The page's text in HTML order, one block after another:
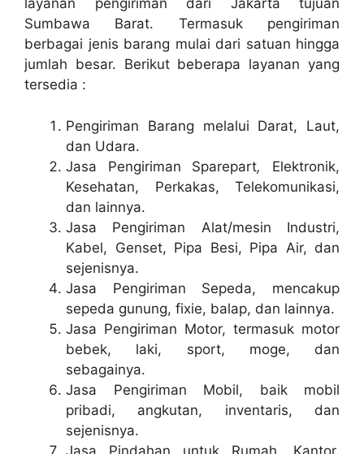
layanan pengiriman dari Jakarta tujuan
Sumbawa Barat. Termasuk pengiriman
berbagai jenis barang mulai dari satuan hingga
jumlah besar. Berikut beberapa layanan yang
tersedia :
Pengiriman Barang melalui Darat, Laut,
dan Udara.
Jasa Pengiriman Sparepart,
Elektronik,
Kesehatan, Perkakas, Telekomunikasi,
dan lainnya.
Jasa Pengiriman Alat/mesin Industri,
Kabel, Genset, Pipa Besi, Pipa Air, dan
sejenisnya.
Jasa Pengiriman Sepeda, mencakup
sepeda gunung, fixie, balap, dan lainnya.
Jasa Pengiriman Motor, termasuk motor
bebek, laki, sport, moge, dan
sebagainya.
Jasa Pengiriman Mobil, baik mobil
pribadi, angkutan, inventaris, dan
sejenisnya.
Jasa Pindahan untuk Rumah, Kantor,